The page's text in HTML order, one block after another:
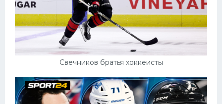
Свечников братья хоккеисты